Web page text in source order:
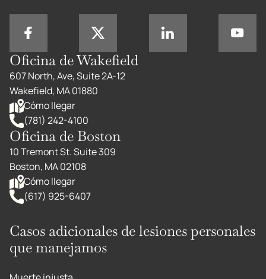
Oficina de Wakefield
607 North, Ave, Suite 2A-12
Wakefield, MA 01880
Cómo llegar
(781) 242-4100
Oficina de Boston
10 Tremont St. Suite 309
Boston, MA 02108
Cómo llegar
(617) 925-6407
Casos adicionales de lesiones personales
que manejamos